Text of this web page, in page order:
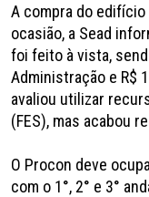
A compra do
ocasião, a Sead
foi feito à vista,
Administração e R$
avaliou utilizar
(FES), mas acabou
O Procon deve
com o 1°, 2° e 3°